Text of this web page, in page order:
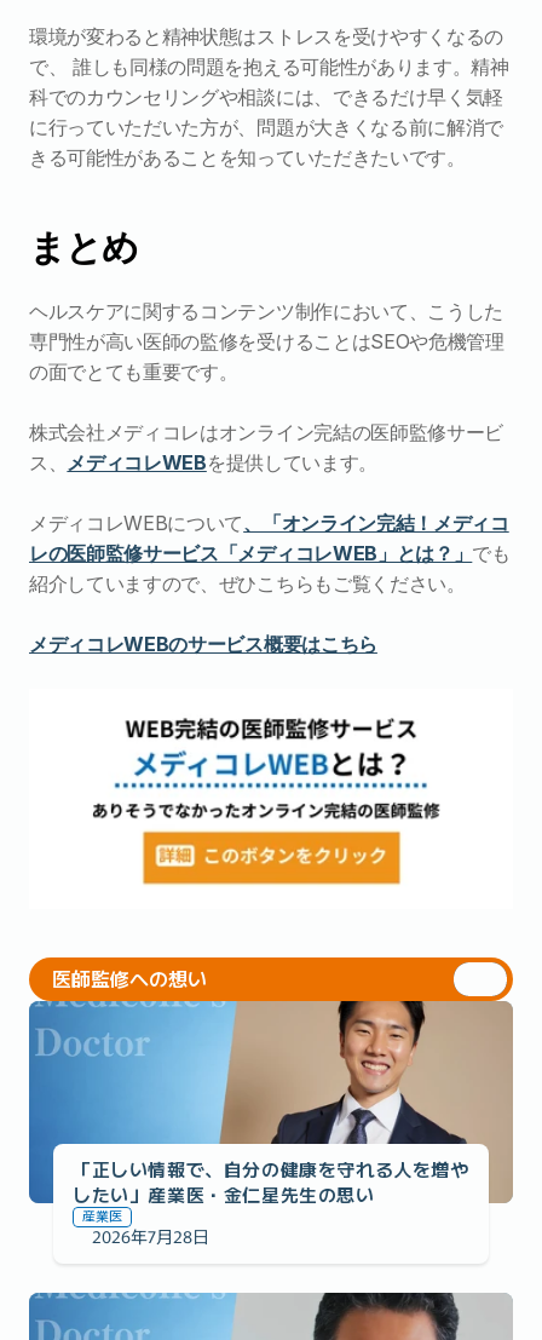
環境が変わると精神状態はストレスを受けやすくなるの
で、 誰しも同様の問題を抱える可能性があります。精神
科でのカウンセリングや相談には、できるだけ早く気軽
に行っていただいた方が、問題が大きくなる前に解消で
きる可能性があることを知っていただきたいです。
まとめ
ヘルスケアに関するコンテンツ制作において、こうした
専門性が高い医師の監修を受けることはSEOや危機管理
の面でとても重要です。
株式会社メディコレはオンライン完結の医師監修サービ
ス、
メディコレWEBを提供しています。
メディコレWEBについて、「オンライン完結！メディコ
レの医師監修サービス「メディコレWEB」とは？」 でも
紹介していますので、ぜひこちらもご覧ください。
メディコレWEBのサービス概要はこちら
医師監修への想い
医師監修への想い
「正しい情報で、自分の健康を守れる人を増や
したい」産業医・金仁星先生の思い
産業医
2026年7月28日
医師監修への想い